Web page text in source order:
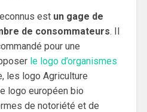
est un gage de
de consommateurs. Il
pour une
le logo d’organismes
les logo Agriculture
logo européen bio
de notoriété et de